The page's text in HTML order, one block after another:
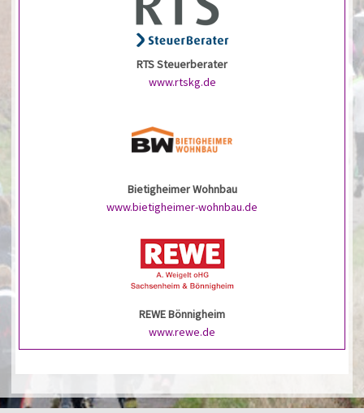
RTS Steuerberater
www.rtskg.de
Bietigheimer Wohnbau
www.bietigheimer-wohnbau.de
REWE Bönnigheim
www.rewe.de